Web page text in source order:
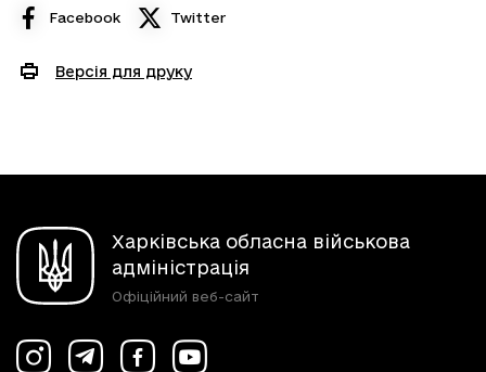
Facebook Twitter
Версія для друку
Харківська обласна військова
адміністрація
Офіційний веб-сайт